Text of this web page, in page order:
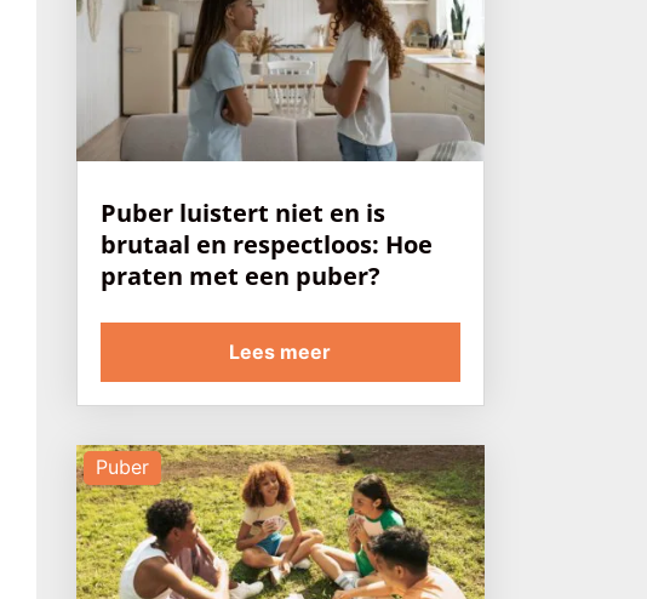
Puber luistert niet en is
brutaal en respectloos: Hoe
praten met een puber?
Lees meer
Puber